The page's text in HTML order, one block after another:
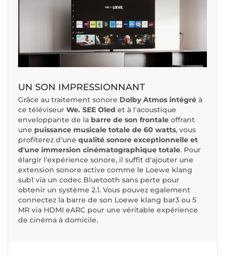
UN SON IMPRESSIONNANT
Grâce au traitement sonore Dolby Atmos intégré à
ce téléviseur We. SEE Oled et à l'acoustique
enveloppante de la barre de son frontale offrant
une puissance musicale totale de 60 watts, vous
profiterez d'une qualité sonore exceptionnelle et
d'une immersion cinématographique totale. Pour
élargir l'expérience sonore, il suffit d'ajouter une
extension sonore active comme le Loewe klang
sub1 via un codec Bluetooth sans perte pour
obtenir un système 2.1. Vous pouvez egalement
connectez la barre de son Loewe klang bar3 ou 5
MR via HDMI eARC pour une véritable expérience
de cinéma à domicile.